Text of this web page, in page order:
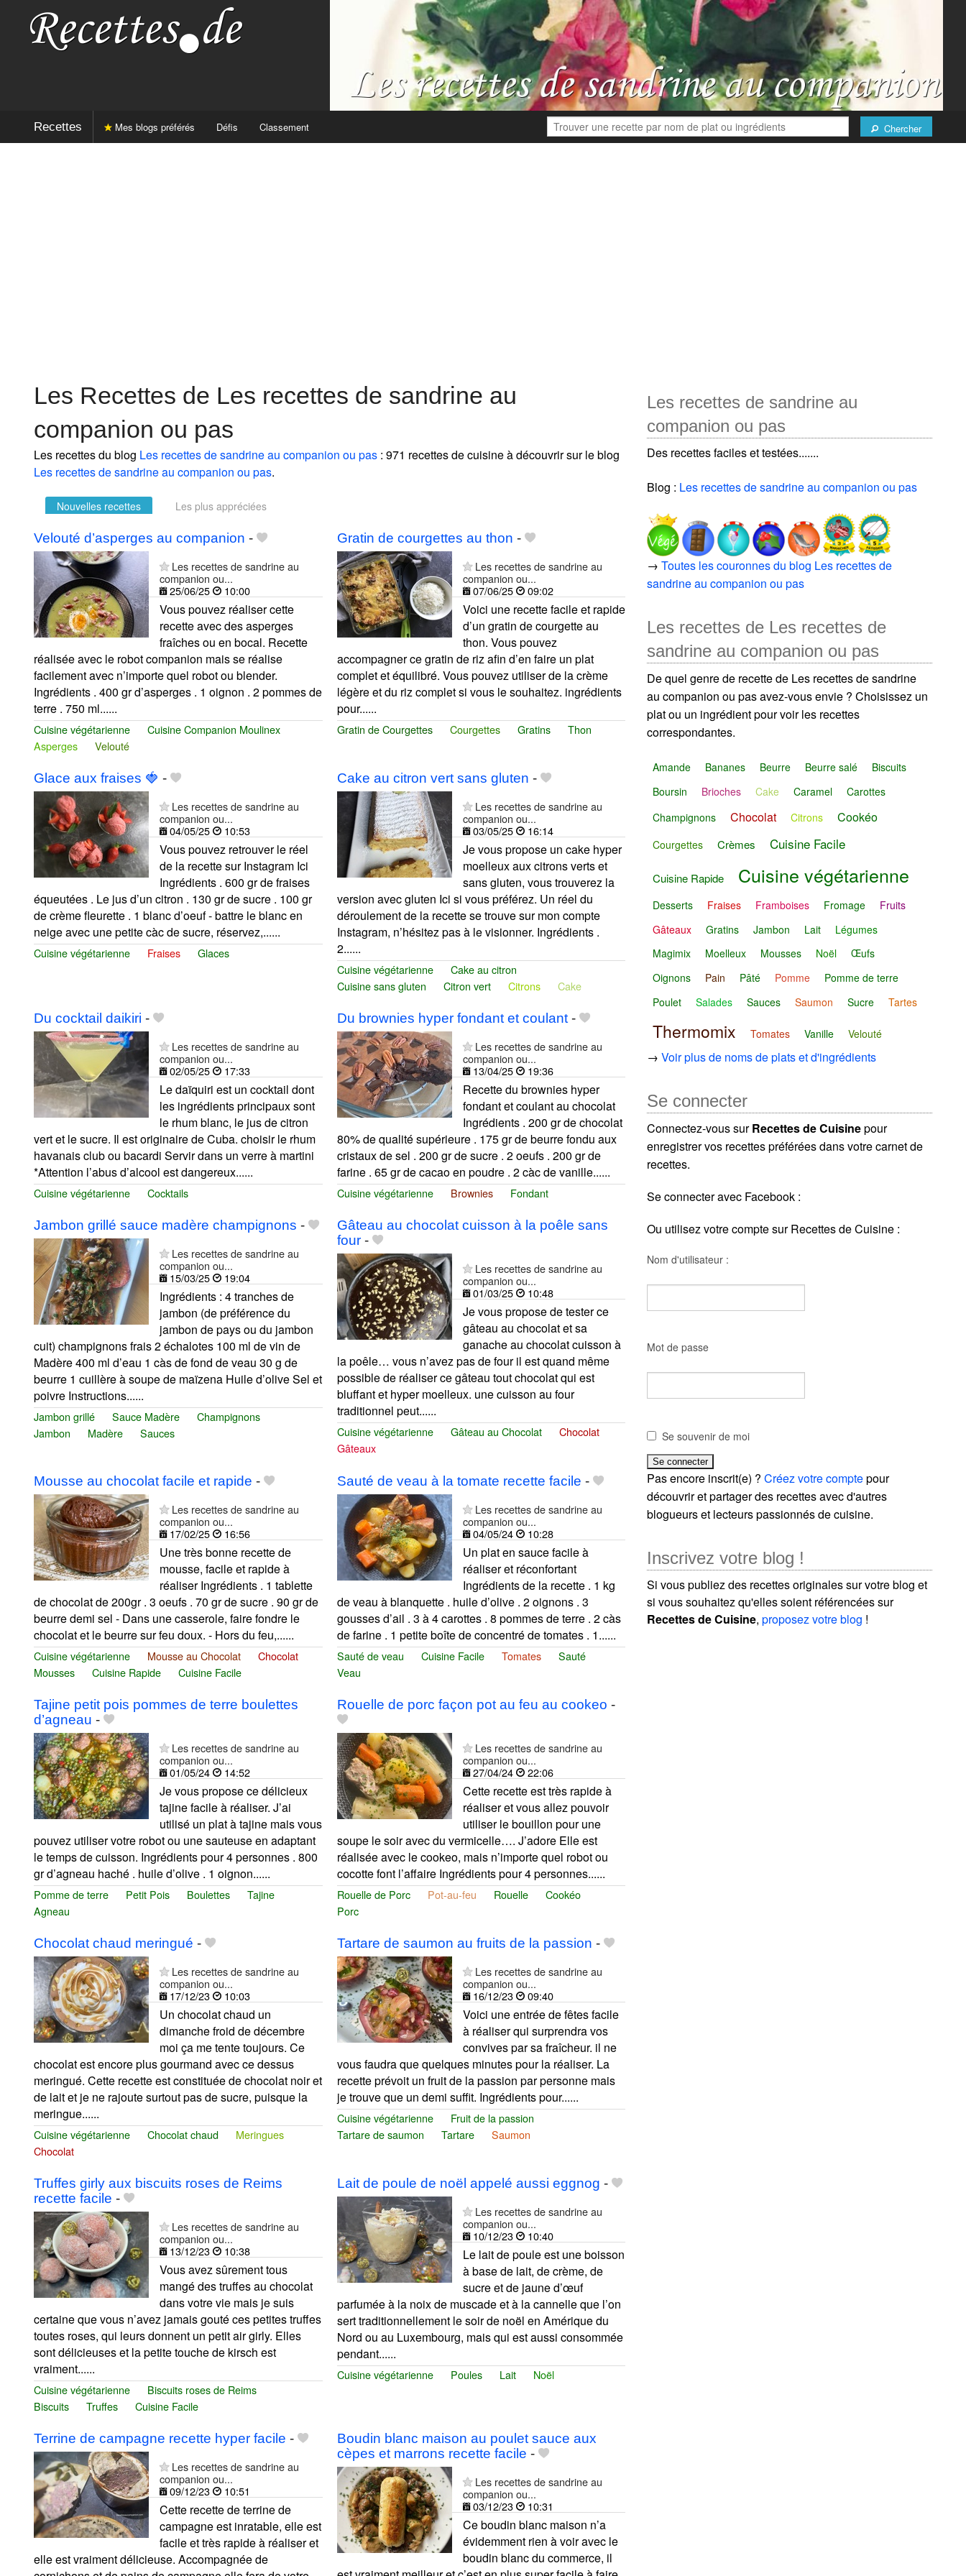
Recettes Chercher
Mes blogs préférés Défis Classement
Les Recettes de Les recettes de sandrine au
companion ou pas
Les recettes du blog Les recettes de sandrine au companion ou pas : 971 recettes de cuisine à découvrir sur le blog
Les recettes de sandrine au companion ou pas.
Nouvelles recettes Les plus appréciées
Velouté d’asperges au companion -
Les recettes de sandrine au
companion ou...
25/06/25
10:00
Vous pouvez réaliser cette
recette avec des asperges
fraîches ou en bocal. Recette
réalisée avec le robot companion mais se réalise
facilement avec n’importe quel robot ou blender.
Ingrédients . 400 gr d’asperges . 1 oignon . 2 pommes de
terre . 750 ml......
Cuisine végétarienne
Cuisine Companion Moulinex
Asperges
Velouté
Gratin de courgettes au thon -
Les recettes de sandrine au
companion ou...
07/06/25
09:02
Voici une recette facile et rapide
d’un gratin de courgette au
thon. Vous pouvez
accompagner ce gratin de riz afin d’en faire un plat
complet et équilibré. Vous pouvez utiliser de la crème
légère et du riz complet si vous le souhaitez. ingrédients
pour......
Gratin de Courgettes Courgettes Gratins Thon
Glace aux fraises 🍓 -
Les recettes de sandrine au
companion ou...
04/05/25
10:53
Vous pouvez retrouver le réel
de la recette sur Instagram Ici
Ingrédients . 600 gr de fraises
équeutées . Le jus d’un citron . 130 gr de sucre . 100 gr
de crème fleurette . 1 blanc d’oeuf - battre le blanc en
neige avec une petite càc de sucre, réservez,......
Cuisine végétarienne Fraises Glaces
Cake au citron vert sans gluten -
Les recettes de sandrine au
companion ou...
03/05/25
16:14
Je vous propose un cake hyper
moelleux aux citrons verts et
sans gluten, vous trouverez la
version avec gluten Ici si vous préférez. Un réel du
déroulement de la recette se trouve sur mon compte
Instagram, n’hésitez pas à le visionner. Ingrédients .
2......
Cuisine végétarienne
Cake au citron
Cuisine sans gluten
Citron vert Citrons Cake
Du cocktail daikiri -
Les recettes de sandrine au
companion ou...
02/05/25
17:33
Le daïquiri est un cocktail dont
les ingrédients principaux sont
le rhum blanc, le jus de citron
vert et le sucre. Il est originaire de Cuba. choisir le rhum
havanais club ou bacardi Servir dans un verre à martini
*Attention l’abus d’alcool est dangereux......
Cuisine végétarienne Cocktails
Du brownies hyper fondant et coulant-
Les recettes de sandrine au
companion ou...
13/04/25
19:36
Recette du brownies hyper
fondant et coulant au chocolat
Ingrédients . 200 gr de chocolat
80% de qualité supérieure . 175 gr de beurre fondu aux
cristaux de sel . 200 gr de sucre . 2 oeufs . 200 gr de
farine . 65 gr de cacao en poudre . 2 càc de vanille......
Cuisine végétarienne Brownies Fondant
Jambon grillé sauce madère champignons -
Les recettes de sandrine au
companion ou...
15/03/25
19:04
Ingrédients : 4 tranches de
jambon (de préférence du
jambon de pays ou du jambon
cuit) champignons frais 2 échalotes 100 ml de vin de
Madère 400 ml d’eau 1 càs de fond de veau 30 g de
beurre 1 cuillère à soupe de maïzena Huile d’olive Sel et
poivre Instructions......
Jambon grillé Sauce Madère
Champignons
Jambon
Madère Sauces
Gâteau au chocolat cuisson à la poêle sans
four-
Les recettes de sandrine au
companion ou...
01/03/25
10:48
Je vous propose de tester ce
gâteau au chocolat et sa
ganache au chocolat cuisson à
la poêle… vous n’avez pas de four il est quand même
possible de réaliser ce gâteau tout chocolat qui est
bluffant et hyper moelleux. une cuisson au four
traditionnel peut......
Cuisine végétarienne Gâteau au Chocolat
Chocolat
Gâteaux
Mousse au chocolat facile et rapide -
Les recettes de sandrine au
companion ou...
17/02/25
16:56
Une très bonne recette de
mousse, facile et rapide à
réaliser Ingrédients . 1 tablette
de chocolat de 200gr . 3 oeufs . 70 gr de sucre . 90 gr de
beurre demi sel - Dans une casserole, faire fondre le
chocolat et le beurre sur feu doux. - Hors du feu,......
Cuisine végétarienne Mousse au Chocolat
Chocolat
Mousses
Cuisine Rapide Cuisine Facile
Sauté de veau à la tomate recette facile -
Les recettes de sandrine au
companion ou...
04/05/24
10:28
Un plat en sauce facile à
réaliser et réconfortant
Ingrédients de la recette . 1 kg
de veau à blanquette . huile d’olive . 2 oignons . 3
gousses d’ail . 3 à 4 carottes . 8 pommes de terre . 2 càs
de farine . 1 petite boîte de concentré de tomates . 1......
Sauté de veau Cuisine Facile Tomates
Sauté
Veau
Tajine petit pois pommes de terre boulettes
d’agneau -
Les recettes de sandrine au
companion ou...
01/05/24
14:52
Je vous propose ce délicieux
tajine facile à réaliser. J’ai
utilisé un plat à tajine mais vous
pouvez utiliser votre robot ou une sauteuse en adaptant
le temps de cuisson. Ingrédients pour 4 personnes . 800
gr d’agneau haché . huile d’olive . 1 oignon......
Pomme de terre Petit Pois Boulettes
Tajine
Agneau
Rouelle de porc façon pot au feu au cookeo -
Les recettes de sandrine au
companion ou...
27/04/24
22:06
Cette recette est très rapide à
réaliser et vous allez pouvoir
utiliser le bouillon pour une
soupe le soir avec du vermicelle…. J’adore Elle est
réalisée avec le cookeo, mais n’importe quel robot ou
cocotte font l’affaire Ingrédients pour 4 personnes......
Rouelle de Porc Pot-au-feu Rouelle
Cookéo
Porc
Chocolat chaud meringué -
Les recettes de sandrine au
companion ou...
17/12/23
10:03
Un chocolat chaud un
dimanche froid de décembre
moi ça me tente toujours. Ce
chocolat est encore plus gourmand avec ce dessus
meringué. Cette recette est constituée de chocolat noir et
de lait et je ne rajoute surtout pas de sucre, puisque la
meringue......
Cuisine végétarienne Chocolat chaud
Meringues
Chocolat
Tartare de saumon au fruits de la passion -
Les recettes de sandrine au
companion ou...
16/12/23
09:40
Voici une entrée de fêtes facile
à réaliser qui surprendra vos
convives par sa fraîcheur. il ne
vous faudra que quelques minutes pour la réaliser. La
recette prévoit un fruit de la passion par personne mais
je trouve que un demi suffit. Ingrédients pour......
Cuisine végétarienne
Fruit de la passion
Tartare de saumon
Tartare Saumon
Truffes girly aux biscuits roses de Reims
recette facile -
Les recettes de sandrine au
companion ou...
13/12/23
10:38
Vous avez sûrement tous
mangé des truffes au chocolat
dans votre vie mais je suis
certaine que vous n’avez jamais gouté ces petites truffes
toutes roses, qui leurs donnent un petit air girly. Elles
sont délicieuses et la petite touche de kirsch est
vraiment......
Cuisine végétarienne
Biscuits roses de Reims
Biscuits
Truffes Cuisine Facile
Lait de poule de noël appelé aussi eggnog -
Les recettes de sandrine au
companion ou...
10/12/23
10:40
Le lait de poule est une boisson
à base de lait, de crème, de
sucre et de jaune d’œuf
parfumée à la noix de muscade et à la cannelle que l’on
sert traditionnellement le soir de noël en Amérique du
Nord ou au Luxembourg, mais qui est aussi consommée
pendant......
Cuisine végétarienne Poules Lait Noël
Terrine de campagne recette hyper facile -
Les recettes de sandrine au
companion ou...
09/12/23
10:51
Cette recette de terrine de
campagne est inratable, elle est
facile et très rapide à réaliser et
elle est vraiment délicieuse. Accompagnée de
Boudin blanc maison au poulet sauce aux
cèpes et marrons recette facile -
Les recettes de sandrine au
companion ou...
03/12/23
10:31
Ce boudin blanc maison n’a
évidemment rien à voir avec le
boudin blanc du commerce, il
Les recettes de sandrine au
companion ou pas
Des recettes faciles et testées.......
Blog : Les recettes de sandrine au companion ou pas
→Toutes les couronnes du blog Les recettes de
sandrine au companion ou pas
Les recettes de Les recettes de
sandrine au companion ou pas
De quel genre de recette de Les recettes de sandrine
au companion ou pas avez-vous envie ? Choisissez un
plat ou un ingrédient pour voir les recettes
correspondantes.
Amande Bananes Beurre Beurre salé
Biscuits
Boursin
Brioches Cake Caramel
Carottes
Champignons
Chocolat Citrons Cookéo
Courgettes Crèmes Cuisine Facile
Cuisine Rapide Cuisine végétarienne
Desserts Fraises Framboises Fromage
Fruits
Gâteaux
Gratins Jambon Lait
Légumes
Magimix
Moelleux Mousses Noël
Œufs
Oignons
Pain Pâté Pomme
Pomme de terre
Poulet
Salades Sauces Saumon Sucre Tartes
Thermomix Tomates Vanille Velouté
→Voir plus de noms de plats et d'ingrédients
Se connecter
Connectez-vous surRecettes de Cuisinepour
enregistrer vos recettes préférées dans votre carnet de
recettes.
Se connecter avec Facebook :
Ou utilisez votre compte sur Recettes de Cuisine :
Nom d'utilisateur :
Mot de passe
Se souvenir de moi
Pas encore inscrit(e) ?Créez votre comptepour
découvrir et partager des recettes avec d'autres
blogueurs et lecteurs passionnés de cuisine.
Inscrivez votre blog !
Si vous publiez des recettes originales sur votre blog et
si vous souhaitez qu'elles soient référencées sur
Recettes de Cuisine,proposez votre blog !